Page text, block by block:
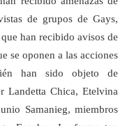
de grupos de Gays,
han recibido avisos de
se oponen a las acciones
han sido objeto de
Landetta Chica, Etelvina
Samanieg, miembros